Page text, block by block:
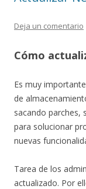
Deja un comentario
Cómo
Es muy
de
sacando parches,
para solucionar
nuevas
Tarea de los
actualizado. Por